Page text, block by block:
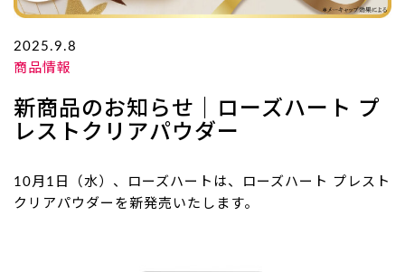
2025.9.8
商品情報
新商品のお知らせ｜ローズハート プ
レストクリアパウダー
10月1日（水）、ローズハートは、ローズハート プレスト
クリアパウダーを新発売いたします。